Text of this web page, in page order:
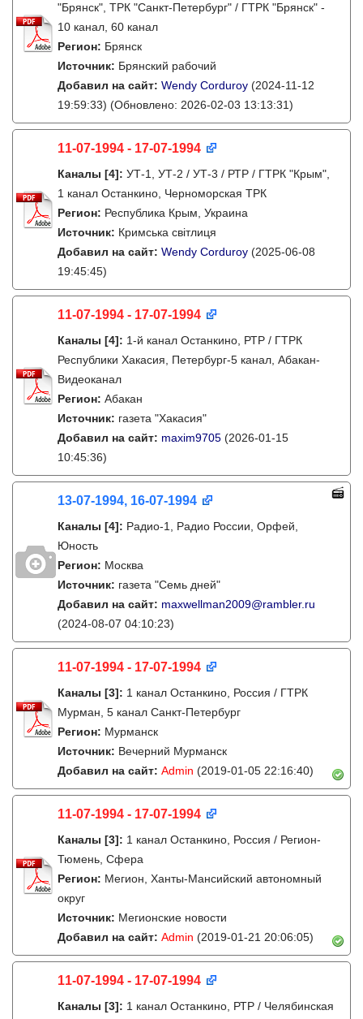
"Брянск", ТРК "Санкт-Петербург" / ГТРК "Брянск" -
10 канал, 60 канал
Регион: Брянск
Источник: Брянский рабочий
Добавил на сайт: Wendy Corduroy (2024-11-12
19:59:33) (Обновлено: 2026-02-03 13:13:31)
11-07-1994 - 17-07-1994
Каналы [4]: УТ-1, УТ-2 / УТ-3 / РТР / ГТРК "Крым",
1 канал Останкино, Черноморская ТРК
Регион: Республика Крым, Украина
Источник: Кримська світлиця
Добавил на сайт: Wendy Corduroy (2025-06-08
19:45:45)
11-07-1994 - 17-07-1994
Каналы [4]: 1-й канал Останкино, РТР / ГТРК
Республики Хакасия, Петербург-5 канал, Абакан-
Видеоканал
Регион: Абакан
Источник: газета "Хакасия"
Добавил на сайт: maxim9705 (2026-01-15
10:45:36)
13-07-1994, 16-07-1994
Каналы [4]: Радио-1, Радио России, Орфей,
Юность
Регион: Москва
Источник: газета "Семь дней"
Добавил на сайт: maxwellman2009@rambler.ru
(2024-08-07 04:10:23)
11-07-1994 - 17-07-1994
Каналы [3]: 1 канал Останкино, Россия / ГТРК
Мурман, 5 канал Санкт-Петербург
Регион: Мурманск
Источник: Вечерний Мурманск
Добавил на сайт: Admin (2019-01-05 22:16:40)
11-07-1994 - 17-07-1994
Каналы [3]: 1 канал Останкино, Россия / Регион-
Тюмень, Сфера
Регион: Мегион, Ханты-Мансийский автономный
округ
Источник: Мегионские новости
Добавил на сайт: Admin (2019-01-21 20:06:05)
11-07-1994 - 17-07-1994
Каналы [3]: 1 канал Останкино, РТР / Челябинская